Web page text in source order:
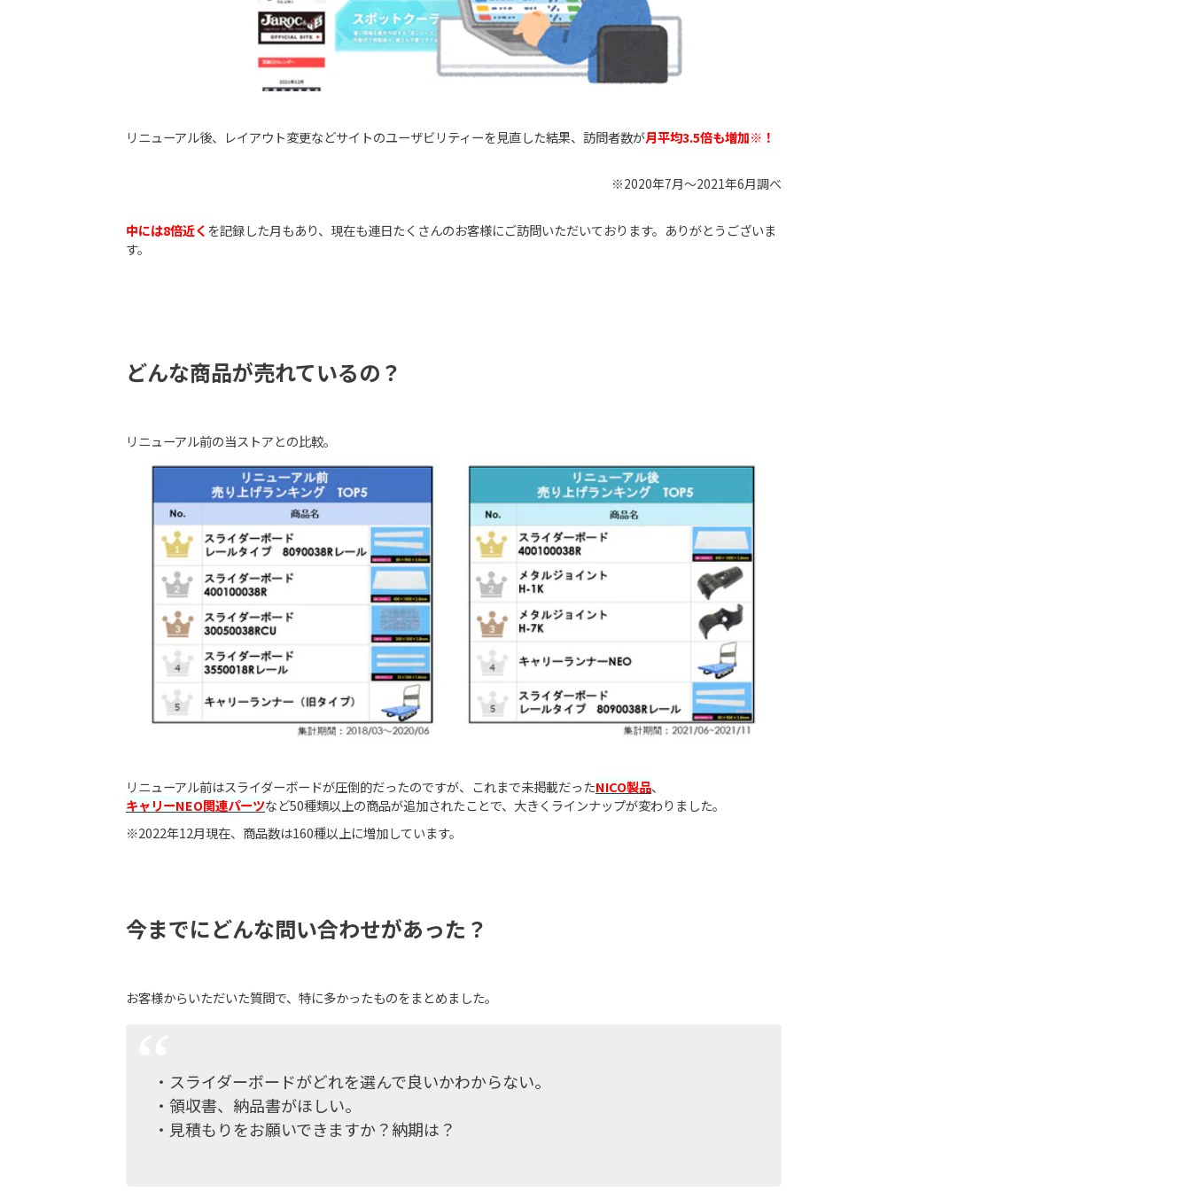
リニューアル後、レイアウト変更などサイトのユーザビリティーを見直した結果、訪問者数が月平均3.5倍も増加※！
※2020年7月～2021年6月調べ
中には8倍近く を記録した月もあり、現在も連日たくさんのお客様にご訪問いただいております。ありがとうございま
す。
どんな商品が売れているの？
リニューアル前の当ストアとの比較。
リニューアル前はスライダーボードが圧倒的だったのですが、これまで未掲載だったNICO製品、
キャリーNEO関連パーツなど50種類以上の商品が追加されたことで、大きくラインナップが変わりました。
※2022年12月現在、商品数は160種以上に増加しています。
今までにどんな問い合わせがあった？
お客様からいただいた質問で、特に多かったものをまとめました。
・スライダーボードがどれを選んで良いかわからない。
・領収書、納品書がほしい。
・見積もりをお願いできますか？納期は？